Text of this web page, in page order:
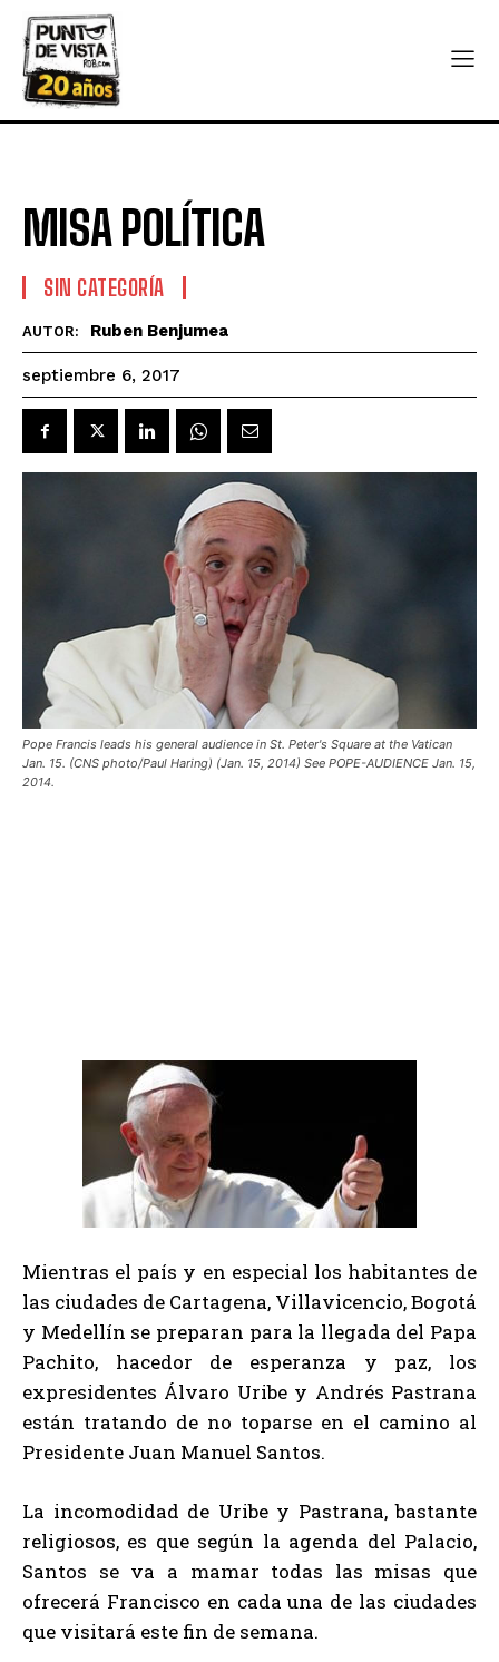
MISA POLÍTICA
SIN CATEGORÍA
AUTOR: Ruben Benjumea
septiembre 6, 2017
Pope Francis leads his general audience in St. Peter's Square at the Vatican
Jan. 15. (CNS photo/Paul Haring) (Jan. 15, 2014) See POPE-AUDIENCE Jan. 15,
2014.
Mientras el país y en especial los habitantes de
las ciudades de Cartagena, Villavicencio, Bogotá
y Medellín se preparan para la llegada del Papa
Pachito, hacedor de esperanza y paz, los
expresidentes Álvaro Uribe y Andrés Pastrana
están tratando de no toparse en el camino al
Presidente Juan Manuel Santos.
La incomodidad de Uribe y Pastrana, bastante
religiosos, es que según la agenda del Palacio,
Santos se va a mamar todas las misas que
ofrecerá Francisco en cada una de las ciudades
que visitará este fin de semana.